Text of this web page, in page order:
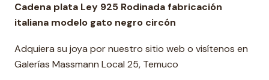
Cadena plata Ley 925 Rodinada fabricación
italiana modelo gato negro circón
Adquiera su joya por nuestro sitio web o visítenos en
Galerías Massmann Local 25, Temuco